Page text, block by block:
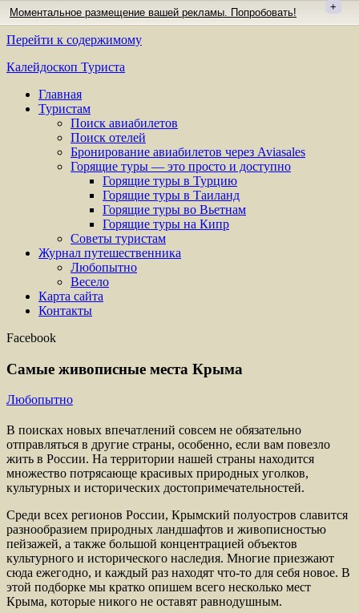
Моментальное размещение вашей рекламы. Попробовать! +
Перейти к содержимому
Калейдоскоп Туриста
Главная
Туристам
Поиск авиабилетов
Поиск отелей
Бронирование авиабилетов через Aviasales
Горящие туры — это просто и доступно
Горящие туры в Турцию
Горящие туры в Таиланд
Горящие туры во Вьетнам
Горящие туры на Кипр
Советы туристам
Журнал путешественника
Любопытно
Весело
Карта сайта
Контакты
Facebook
Сaмые живописные места Крыма
Любопытно
В поисках новых впечатлений совсем не обязательно
отправляться в другие страны, особенно, если вам повезло
жить в России. На территории нашей страны находится
множество потрясающе красивых природных уголков,
культурных и исторических достопримечательностей.
Среди всех регионов России, Крымский полуостров славится
разнообразием природных ландшафтов и живописностью
пейзажей, а также большой концентрацией объектов
культурного и исторического наследия. Многие приезжают
сюда ежегодно, и каждый раз находят что-то для себя новое. В
этой подборке мы кратко опишем всего несколько мест
Крыма, которые никого не оставят равнодушным.